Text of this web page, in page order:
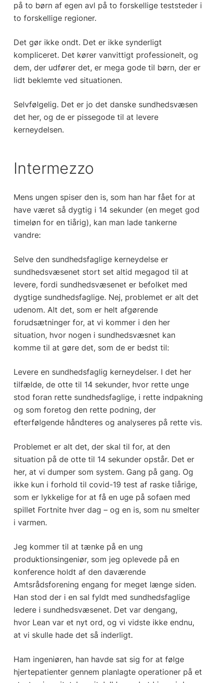
på to børn af egen avl på to forskellige teststeder i
to forskellige regioner.
Det gør ikke ondt. Det er ikke synderligt
kompliceret. Det kører vanvittigt professionelt, og
dem, der udfører det, er mega gode til børn, der er
lidt beklemte ved situationen.
Selvfølgelig. Det er jo det danske sundhedsvæsen
det her, og de er pissegode til at levere
kerneydelsen.
Intermezzo
Mens ungen spiser den is, som han har fået for at
have været så dygtig i 14 sekunder (en meget god
timeløn for en tiårig), kan man lade tankerne
vandre:
Selve den sundhedsfaglige kerneydelse er
sundhedsvæsenet stort set altid megagod til at
levere, fordi sundhedsvæsenet er befolket med
dygtige sundhedsfaglige. Nej, problemet er alt det
udenom. Alt det, som er helt afgørende
forudsætninger for, at vi kommer i den her
situation, hvor nogen i sundhedsvæsnet kan
komme til at gøre det, som de er bedst til:
Levere en sundhedsfaglig kerneydelser. I det her
tilfælde, de otte til 14 sekunder, hvor rette unge
stod foran rette sundhedsfaglige, i rette indpakning
og som foretog den rette podning, der
efterfølgende håndteres og analyseres på rette vis.
Problemet er alt det, der skal til for, at den
situation på de otte til 14 sekunder opstår. Det er
her, at vi dumper som system. Gang på gang. Og
ikke kun i forhold til covid-19 test af raske tiårige,
som er lykkelige for at få en uge på sofaen med
spillet Fortnite hver dag – og en is, som nu smelter
i varmen.
Jeg kommer til at tænke på en ung
produktionsingeniør, som jeg oplevede på en
konference holdt af den daværende
Amtsrådsforening engang for meget længe siden.
Han stod der i en sal fyldt med sundhedsfaglige
ledere i sundhedsvæsenet. Det var dengang,
hvor Lean var et nyt ord, og vi vidste ikke endnu,
at vi skulle hade det så inderligt.
Ham ingeniøren, han havde sat sig for at følge
hjertepatienter gennem planlagte operationer på et